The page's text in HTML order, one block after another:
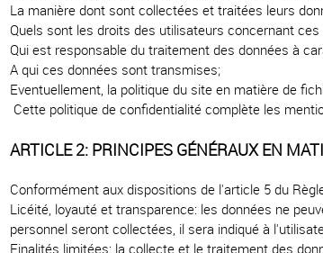
La manière dont sont collectées et traitées leurs
Quels sont les droits des utilisateurs concernant ces
Qui est responsable du traitement des données à
A qui ces données sont transmises;
Eventuellement, la politique du site en matière de
Cette politique de confidentialité complète les
ARTICLE 2: PRINCIPES GÉNÉRAUX EN
Conformément aux dispositions de l'article 5 du
Licéité, loyauté et transparence: les données ne
personnel seront collectées, il sera indiqué à
Finalités limitées: la collecte et le traitement des